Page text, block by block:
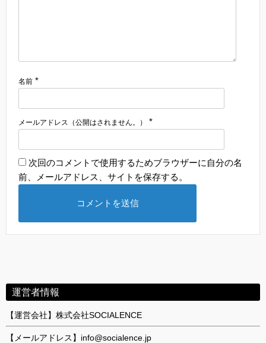
名前 *
メールアドレス（公開はされません。） *
次回のコメントで使用するためブラウザーに自分の名
前、メールアドレス、サイトを保存する。
運営者情報
【運営会社】株式会社SOCIALENCE
【メールアドレス】info@socialence.jp